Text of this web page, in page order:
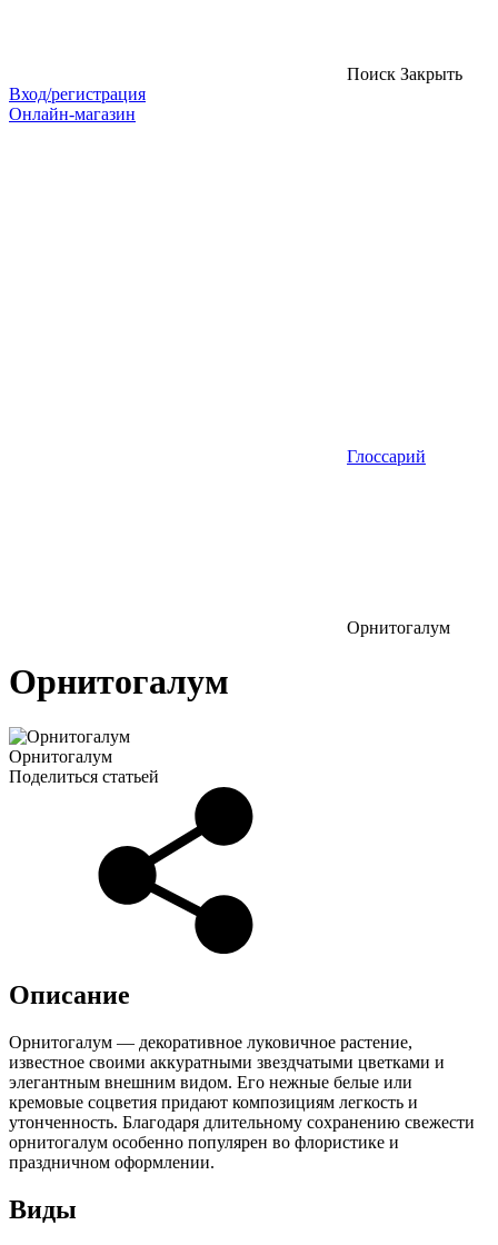
Поиск Закрыть
Вход/регистрация
Онлайн-магазин
Глоссарий
Орнитогалум
Орнитогалум
Орнитогалум
Поделиться статьей
Описание
Орнитогалум — декоративное луковичное растение,
известное своими аккуратными звездчатыми цветками и
элегантным внешним видом. Его нежные белые или
кремовые соцветия придают композициям легкость и
утонченность. Благодаря длительному сохранению свежести
орнитогалум особенно популярен во флористике и
праздничном оформлении.
Виды